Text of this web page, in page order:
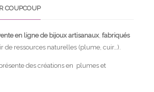
COUPCOUP
en ligne de bijoux artisanaux fabriqués
de ressources naturelles (plume, cuir…).
des créations en plumes et